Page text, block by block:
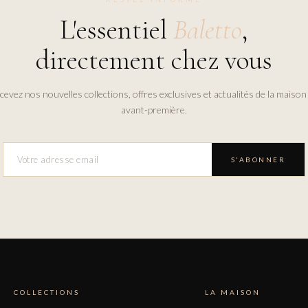
L'essentiel Baletto,
directement chez vous
nos nouvelles collections, offres exclusives et actualités de la maison
avant-première.
S'ABONNER
COLLECTIONS LA MAISON